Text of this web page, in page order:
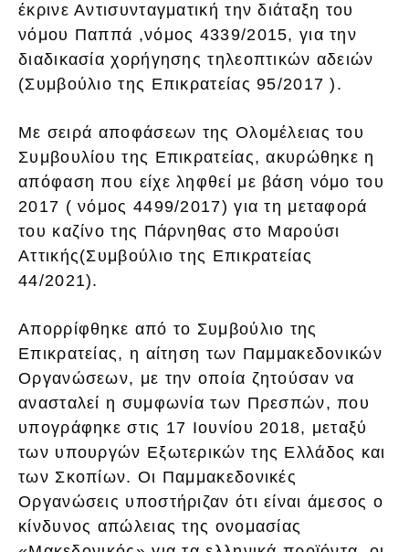
έκρινε Αντισυνταγματική την διάταξη του
νόμου Παππά ,νόμος 4339/2015, για την
διαδικασία χορήγησης τηλεοπτικών αδειών
(Συμβούλιο της Επικρατείας 95/2017 ).
Με σειρά αποφάσεων της Ολομέλειας του
Συμβουλίου της Επικρατείας, ακυρώθηκε η
απόφαση που είχε ληφθεί με βάση νόμο του
2017 ( νόμος 4499/2017) για τη μεταφορά
του καζίνο της Πάρνηθας στο Μαρούσι
Αττικής(Συμβούλιο της Επικρατείας
44/2021).
Απορρίφθηκε από το Συμβούλιο της
Επικρατείας, η αίτηση των Παμμακεδονικών
Οργανώσεων, με την οποία ζητούσαν να
ανασταλεί η συμφωνία των Πρεσπών, που
υπογράφηκε στις 17 Ιουνίου 2018, μεταξύ
των υπουργών Εξωτερικών της Ελλάδος και
των Σκοπίων. Οι Παμμακεδονικές
Οργανώσεις υποστήριζαν ότι είναι άμεσος ο
κίνδυνος απώλειας της ονομασίας